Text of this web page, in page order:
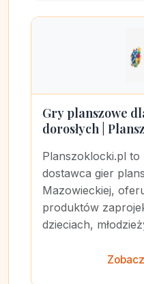
Gry planszowe
dorosłych |
Planszoklocki.pl
dostawca gier
Mazowieckiej,
produktów
dzieciach,